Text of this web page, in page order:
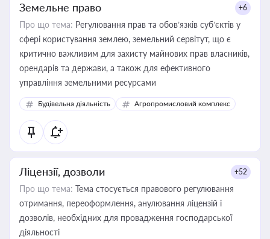
Земельне право +6
Про що тема: Регулювання прав та обов’язків суб’єктів у
сфері користування землею, земельний сервітут, що є
критично важливим для захисту майнових прав власників,
орендарів та держави, а також для ефективного
управління земельними ресурсами
Будівельна діяльність Агропромисловий комплекс
Ліцензії, дозволи +52
Про що тема: Тема стосується правового регулювання
отримання, переоформлення, анулювання ліцензій і
дозволів, необхідних для провадження господарської
діяльності